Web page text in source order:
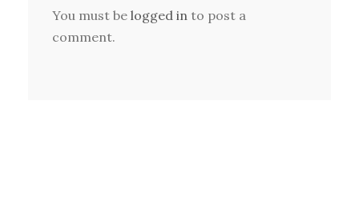
You must be logged in to post a
comment.